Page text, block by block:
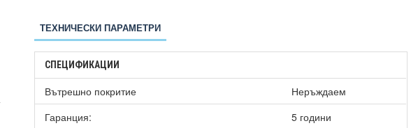
ТЕХНИЧЕСКИ ПАРАМЕТРИ
СПЕЦИФИКАЦИИ
Вътрешно покритие
Неръждаем
Гаранция:
5 години